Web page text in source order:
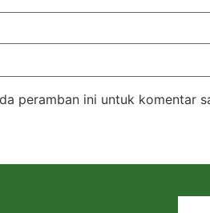
peramban ini untuk komentar